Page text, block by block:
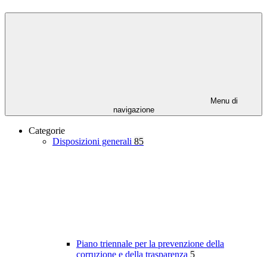
Menu di
navigazione
Categorie
Disposizioni generali 85
Piano triennale per la prevenzione della
corruzione e della trasparenza 5